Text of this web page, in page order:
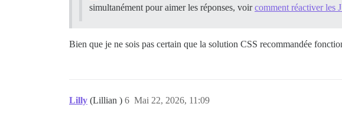
simultanément pour aimer les réponses, voircomment réactiver les
Bien que je ne sois pas certain que la solution CSS recommandée
Lilly (Lillian ) Mai 22, 2026, 11:09
6